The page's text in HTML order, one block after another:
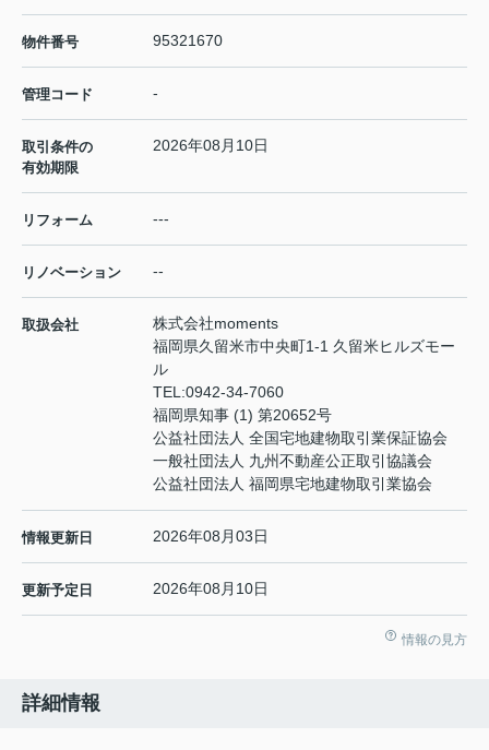
物件番号 95321670
管理コード -
取引条件の
有効期限
2026年08月10日
リフォーム ---
リノベーション --
取扱会社
株式会社moments
福岡県久留米市中央町1-1 久留米ヒルズモー
ル
TEL:0942-34-7060
福岡県知事 (1) 第20652号
公益社団法人 全国宅地建物取引業保証協会
一般社団法人 九州不動産公正取引協議会
公益社団法人 福岡県宅地建物取引業協会
情報更新日 2026年08月03日
更新予定日 2026年08月10日
情報の見方
詳細情報